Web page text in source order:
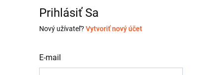
Prihlásiť Sa
Nový užívateľ? Vytvoriť nový účet
E-mail